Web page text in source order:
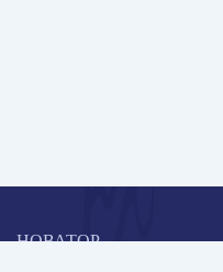
НОВАТОР